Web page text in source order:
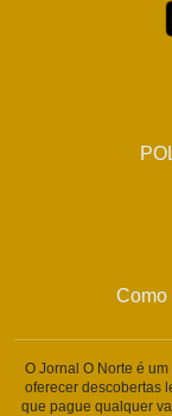
Como
O Jornal O Norte é
oferecer descobertas
que pague qualquer